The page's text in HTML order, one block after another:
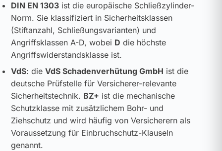
DIN EN 1303ist die europäische Schließzylinder-
Norm. Sie klassifiziert in Sicherheitsklassen
(Stiftanzahl, Schließungsvarianten) und
Angriffsklassen A-D, wobei D die höchste
Angriffswiderstandsklasse ist.
VdS: die VdS Schadenverhütung GmbH ist die
deutsche Prüfstelle für Versicherer-relevante
Sicherheitstechnik. BZ+ ist die mechanische
Schutzklasse mit zusätzlichem Bohr- und
Ziehschutz und wird häufig von Versicherern als
Voraussetzung für Einbruchschutz-Klauseln
genannt.